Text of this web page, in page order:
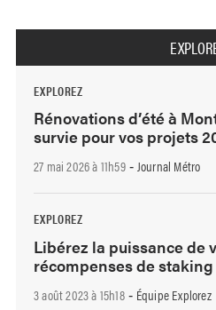
EXPLOREZ
Rénovations d’été à
survie pour vos projets
27 mai 2026 à 11h59- Journal Métro
EXPLOREZ
Libérez la puissance de
récompenses de staking
3 août 2023 à 15h18- Équipe Explorez